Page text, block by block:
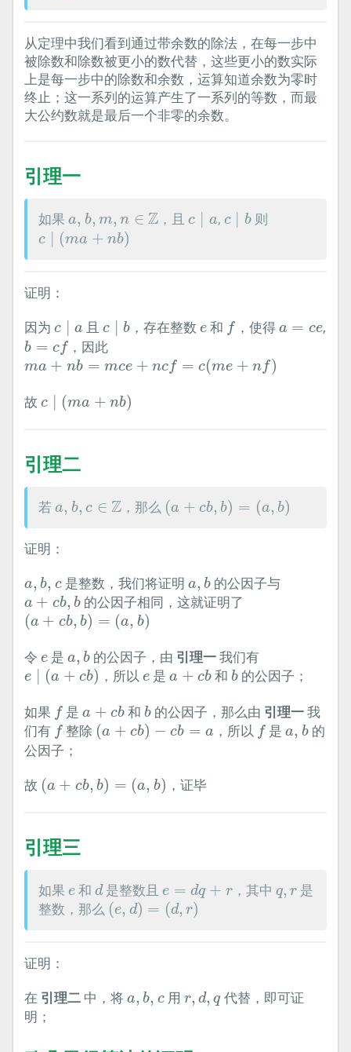
从定理中我们看到通过带余数的除法，在每一步中
被除数和除数被更小的数代替，这些更小的数实际
上是每一步中的除数和余数，运算知道余数为零时
终止；这一系列的运算产生了一系列的等数，而最
大公约数就是最后一个非零的余数。
引理一
如果a, b, m, n ∈ Z
a b, m, n∈Z ，且c a
c ∣ a , c b
c ∣ b则
c (ma + nb)
c∣(ma+nb)
证明：
因为 c a
c ∣ a 且c b
c ∣ b ，存在整数e
e和 f
f ，使得 a = ce
a =c e ,
b = c f
b= cf ，因此
ma + nb = mce + nc f = c(me + n f)
ma +nb=mce+n f =c(m nf)
故 c (ma + nb)
c ∣ ma+ n b)
引理二
若a, b, c ∈ Z
a b, c∈Z ，那么 (a + cb, b) = (a, b)
(a c b,b )=( b)
证明：
a, b, c
a b, c 是整数，我们将证明 a, b
a b 的公因子与
a + cb, b
a+ cb,b
的公因子相同，这就证明了
(a + cb, b) = (a, b)
(a+ c b,b)=(a,b)
令 e
e 是 a, b
a b 的公因子，由 引理一我们有
e (a + cb)
e ∣(a+cb) ，所以e
e 是a + cb
a+cb 和b
b的公因子；
如果 f
f 是a + cb
a c b 和b
b 的公因子，那么由 引理一我
们有 f
f 整除 (a + cb) − cb = a
(a+c b)−cb=a ，所以 f
f 是a, b
a b的
公因子；
故 (a + cb, b) = (a, b)
(a c b,b )=( b) ，证毕
引理三
如果 e
e和d
d是整数且 e = dq + r
e =d q+ ，其中 q, r
q,r 是
整数，那么 (e, d) = (d, r)
(e,d)=(d ,r)
证明：
在 引理二 中，将 a, b, c
a b, c 用 r, d, q
r, d, q 代替，即可证
明；